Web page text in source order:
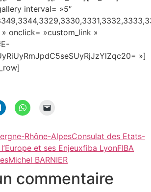
interval= »5″
onclick= »custom_link »
»]
Cliquez
pour
LinkedIn(ouvre
dans
une
nouvelle
fenêtre)
Cliquez
pour
WhatsApp(ouvre
dans
une
nouvelle
fenêtre)
lien
par
e-
mail
à
un
dans
une
Rhône-AlpesConsulat des Etats-
et ses Enjeuxfiba LyonFIBA
Michel BARNIER
commentaire